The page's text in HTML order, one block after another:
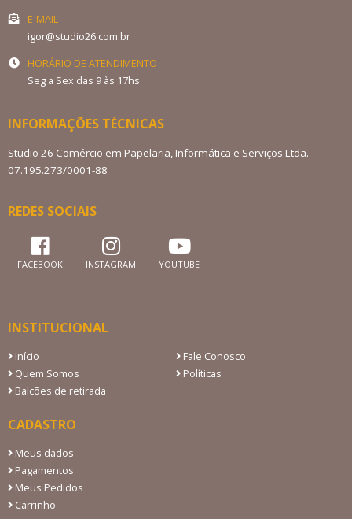
E-MAIL
igor@studio26.com.br
HORÁRIO DE ATENDIMENTO
Seg a Sex das 9 às 17hs
INFORMAÇÕES TÉCNICAS
Studio 26 Comércio em Papelaria, Informática e Serviços Ltda.
07.195.273/0001-88
REDES SOCIAIS
FACEBOOK INSTAGRAM YOUTUBE
INSTITUCIONAL
Início
Fale Conosco
Quem Somos
Políticas
Balcões de retirada
CADASTRO
Meus dados
Pagamentos
Meus Pedidos
Carrinho